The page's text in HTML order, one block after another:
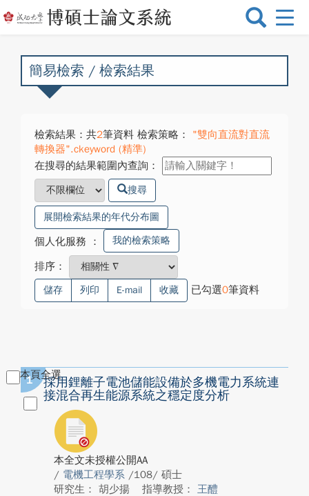
選
換
簡易檢索 / 檢索結果
檢索結果：共2筆資料 檢索策略：
"雙向直流對直流
轉換器".ckeyword (精準)
在搜尋的結果範圍內查詢：
搜尋
展開檢索結果的年代分布圖
個人化服務 ： 我的檢索策略
排序：
儲存 列印 E-mail 收藏 已勾選0筆資料
本頁全選
1
採用鋰離子電池儲能設備於多機電力系統連
接混合再生能源系統之穩定度分析
本全文未授權公開AA
/ 電機工程學系 /108/ 碩士
研究生： 胡少揚
指導教授： 王醴